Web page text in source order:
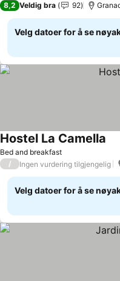
8,2 Veldig bra 92
Velg datoer for å se
Bed and breakfast
Hostel La Camella
/ Ingen vurdering tilgjengelig
Velg datoer for å se